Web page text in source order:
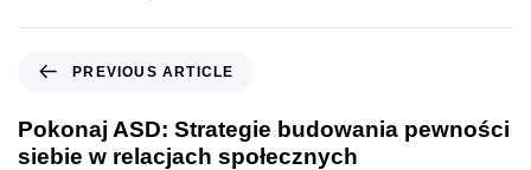
PREVIOUS ARTICLE
Pokonaj ASD: Strategie budowania pewności
siebie w relacjach społecznych